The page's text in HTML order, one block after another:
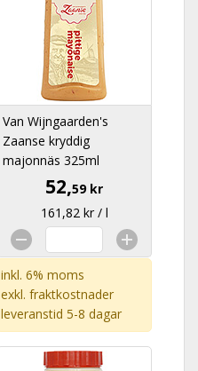
Van Wijngaarden's
Zaanse kryddig
majonnäs 325ml
52,59 kr
161,82 kr / l
inkl. 6% moms
exkl. fraktkostnader
leveranstid 5-8 dagar